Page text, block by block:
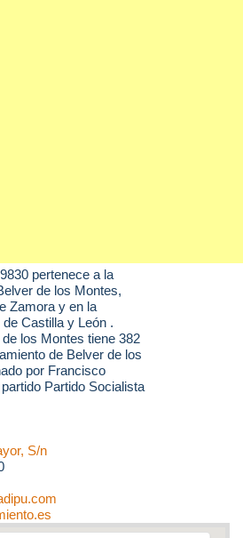
pertenece a la
de los Montes,
Zamora y en la
Castilla y León .
los Montes tiene 382
de Belver de los
por Francisco
Partido Socialista
S/n